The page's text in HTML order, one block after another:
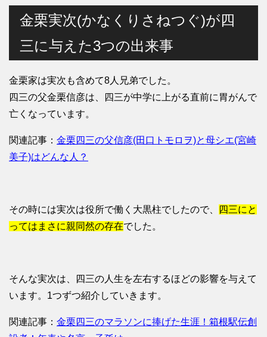
金栗実次(かなくりさねつぐ)が四
三に与えた3つの出来事
金栗家は実次も含めて8人兄弟でした。
四三の父金栗信彦は、四三が中学に上がる直前に胃がんで
亡くなっています。
関連記事： 金栗四三の父信彦(田口トモロヲ)と母シエ(宮崎
美子)はどんな人？
その時には実次は役所で働く大黒柱でしたので、
四三にと
ってはまさに親同然の存在でした。
そんな実次は、四三の人生を左右するほどの影響を与えて
います。1つずつ紹介していきます。
関連記事： 金栗四三のマラソンに捧げた生涯！箱根駅伝創